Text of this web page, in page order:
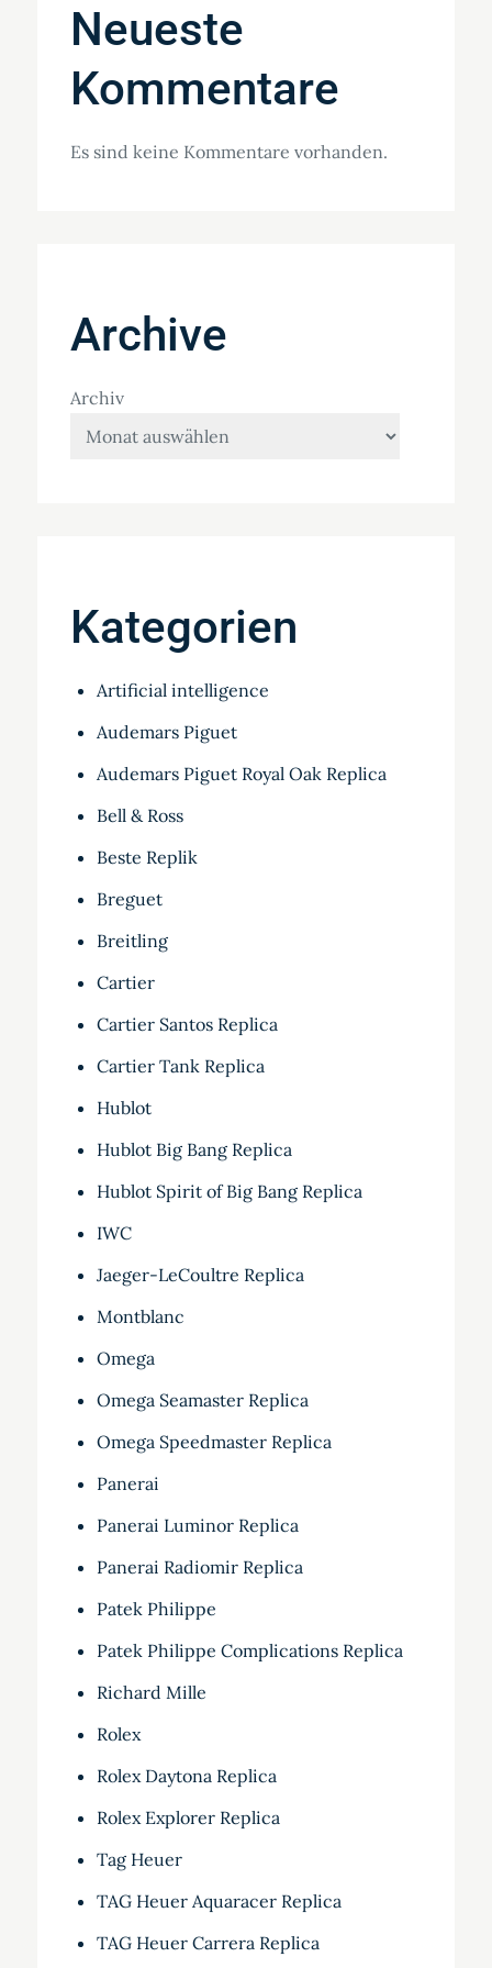
Neueste
Kommentare
Es sind keine Kommentare vorhanden.
Archive
Archiv
Kategorien
Artificial intelligence
Audemars Piguet
Audemars Piguet Royal Oak Replica
Bell & Ross
Beste Replik
Breguet
Breitling
Cartier
Cartier Santos Replica
Cartier Tank Replica
Hublot
Hublot Big Bang Replica
Hublot Spirit of Big Bang Replica
IWC
Jaeger-LeCoultre Replica
Montblanc
Omega
Omega Seamaster Replica
Omega Speedmaster Replica
Panerai
Panerai Luminor Replica
Panerai Radiomir Replica
Patek Philippe
Patek Philippe Complications Replica
Richard Mille
Rolex
Rolex Daytona Replica
Rolex Explorer Replica
Tag Heuer
TAG Heuer Aquaracer Replica
TAG Heuer Carrera Replica